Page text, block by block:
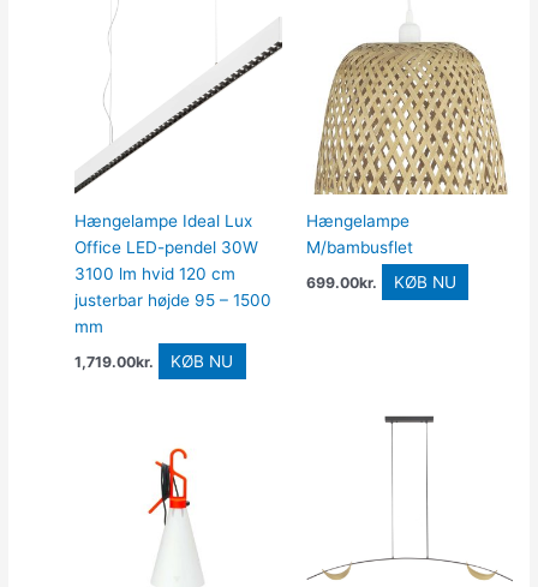
Hængelampe Ideal Lux
Office LED-pendel 30W
3100 lm hvid 120 cm
justerbar højde 95 – 1500
mm
1,719.00kr. KØB NU
Hængelampe
M/bambusflet
699.00kr. KØB NU